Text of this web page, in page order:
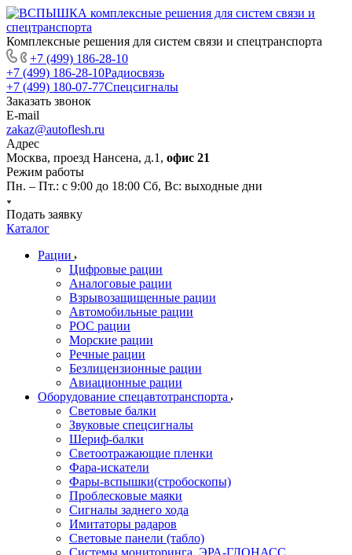
Комплексные решения для систем связи и спецтранспорта
+7 (499) 186-28-10
+7 (499) 186-28-10Радиосвязь
+7 (499) 180-07-77Спецсигналы
Заказать звонок
E-mail
zakaz@autoflesh.ru
Адрес
Москва, проезд Нансена, д.1, офис 21
Режим работы
Пн. – Пт.: с 9:00 до 18:00 Cб, Вс: выходные дни
Подать заявку
Каталог
Рации
Цифровые рации
Аналоговые рации
Взрывозащищенные рации
Автомобильные рации
POC рации
Морские рации
Речные рации
Безлицензионные рации
Авиационные рации
Оборудование спецавтотранспорта
Световые балки
Звуковые спецсигналы
Шериф-балки
Светоотражающие пленки
Фара-искатели
Фары-вспышки(стробоскопы)
Проблесковые маяки
Сигналы заднего хода
Имитаторы радаров
Световые панели (табло)
Системы мониторинга, ЭРА-ГЛОНАСС